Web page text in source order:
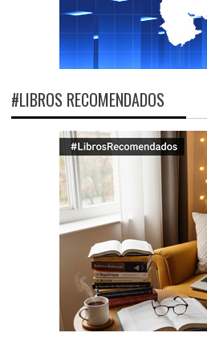
#LIBROS RECOMENDADOS